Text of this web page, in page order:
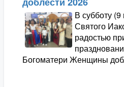
В субботу
Святого
радостью
Богоматери Женщины